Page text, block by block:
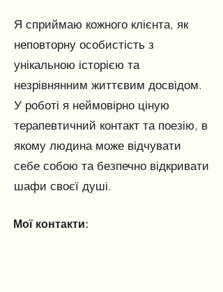
Я сприймаю кожного клієнта, як
неповторну особистість з
унікальною історією та
незрівнянним життєвим досвідом.
У роботі я неймовірно ціную
терапевтичний контакт та поезію, в
якому людина може відчувати
себе собою та безпечно відкривати
шафи своєї душі.
Мої контакти: